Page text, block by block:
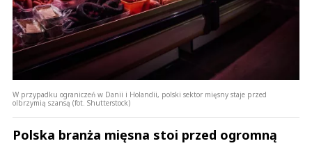
W przypadku ograniczeń w Danii i Holandii, polski sektor mięsny staje przed
olbrzymią szansą (fot. Shutterstock)
Polska branża mięsna stoi przed ogromną